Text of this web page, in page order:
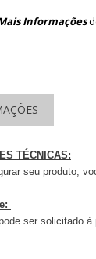
Informações
TÉCNICAS:
seu produto,
ser solicitado